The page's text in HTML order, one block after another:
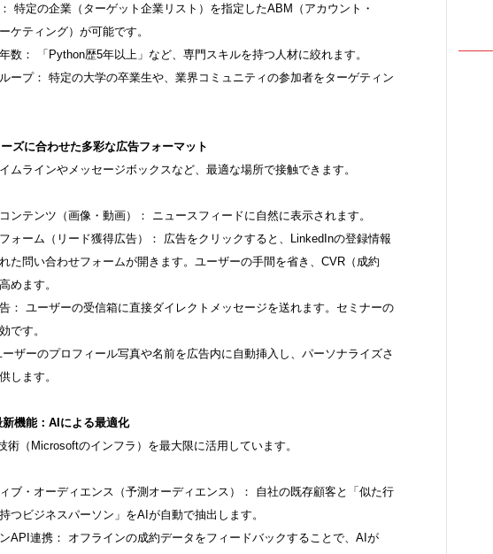
特定の企業（ターゲット企業リスト）を指定したABM（アカウント・
ケティング）が可能です。
数： 「Python歴5年以上」など、専門スキルを持つ人材に絞れます。
ープ： 特定の大学の卒業生や、業界コミュニティの参加者をターゲティン
ズに合わせた多彩な広告フォーマット
ムラインやメッセージボックスなど、最適な場所で接触できます。
ンテンツ（画像・動画）： ニュースフィードに自然に表示されます。
ォーム（リード獲得広告）： 広告をクリックすると、LinkedInの登録情報
た問い合わせフォームが開きます。ユーザーの手間を省き、CVR（成約
めます。
： ユーザーの受信箱に直接ダイレクトメッセージを送れます。セミナーの
です。
ザーのプロフィール写真や名前を広告内に自動挿入し、パーソナライズさ
します。
機能：AIによる最適化
術（Microsoftのインフラ）を最大限に活用しています。
ブ・オーディエンス（予測オーディエンス）： 自社の既存顧客と「似た行
つビジネスパーソン」をAIが自動で抽出します。
API連携： オフラインの成約データをフィードバックすることで、AIが